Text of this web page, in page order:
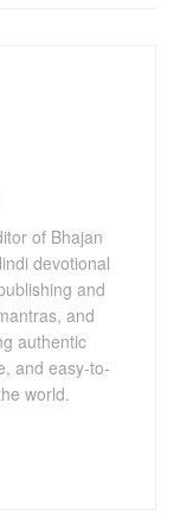
of Bhajan
devotional
and
and
authentic
and easy-to-
world.